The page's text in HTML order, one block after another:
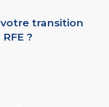
transition
?